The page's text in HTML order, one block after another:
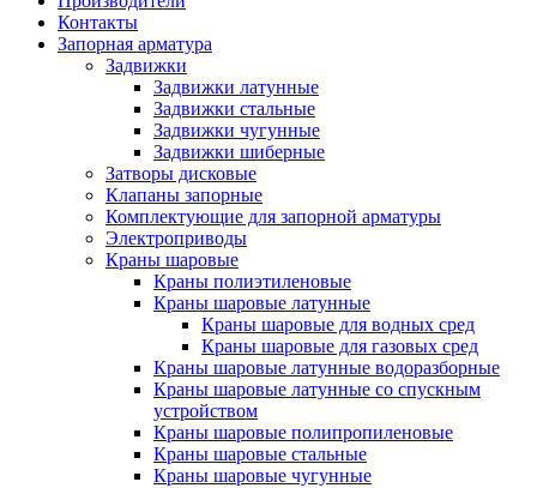
Контакты
Запорная арматура
Задвижки
Задвижки латунные
Задвижки стальные
Задвижки чугунные
Задвижки шиберные
Затворы дисковые
Клапаны запорные
Комплектующие для запорной арматуры
Электроприводы
Краны шаровые
Краны полиэтиленовые
Краны шаровые латунные
Краны шаровые для водных сред
Краны шаровые для газовых сред
Краны шаровые латунные водоразборные
Краны шаровые латунные со спускным
устройством
Краны шаровые полипропиленовые
Краны шаровые стальные
Краны шаровые чугунные